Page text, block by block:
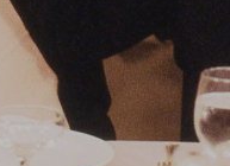
特別/特輯
一般